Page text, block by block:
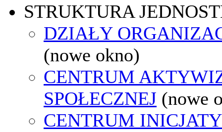
STRUKTURA
DZIAŁY
(nowe okno)
CENTRUM
SPOŁECZNEJ (nowe
CENTRUM